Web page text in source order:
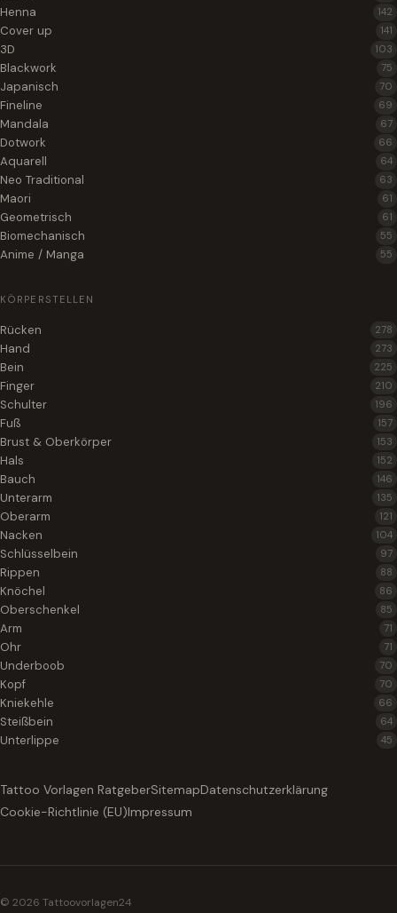
Henna 142
Cover up 141
3D 103
Blackwork 75
Japanisch 70
Fineline 69
Mandala 67
Dotwork 66
Aquarell 64
Neo Traditional 63
Maori 61
Geometrisch 61
Biomechanisch 55
Anime / Manga 55
KÖRPERSTELLEN
Rücken 278
Hand 273
Bein 225
Finger 210
Schulter 196
Fuß 157
Brust & Oberkörper 153
Hals 152
Bauch 146
Unterarm 135
Oberarm 121
Nacken 104
Schlüsselbein 97
Rippen 88
Knöchel 86
Oberschenkel 85
Arm 71
Ohr 71
Underboob 70
Kopf 70
Kniekehle 66
Steißbein 64
Unterlippe 45
Tattoo Vorlagen RatgeberSitemapDatenschutzerklärung
Cookie-Richtlinie (EU)Impressum
© 2026 Tattoovorlagen24